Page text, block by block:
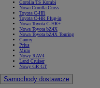
Corolla TS Kombi
Nowa Corolla Cross
Toyota C-HR
Toyota C-HR Plug-in
Nowa Toyota C-HR+
Nowa Toyota bZ4X
Nowa Toyota bZ4X Touring
Camry
Prius
Mirai
Nowy RAV4
Land Cruiser
Nowy GR GT
Samochody dostawcze